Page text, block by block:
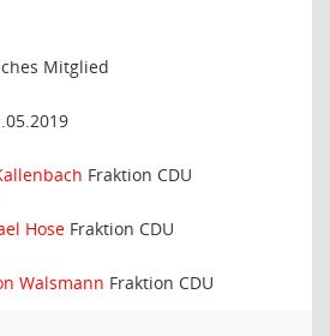
Mitglied
Fraktion CDU
Hose Fraktion CDU
Walsmann Fraktion CDU